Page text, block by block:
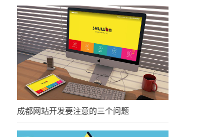
成都网站开发要注意的三个问题